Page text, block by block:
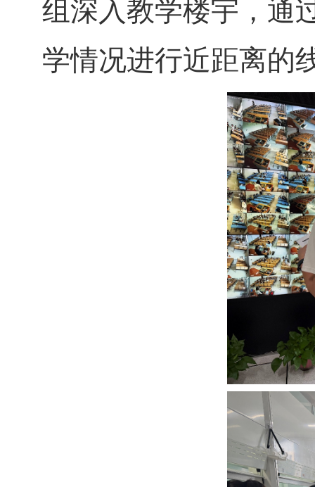
组深入教学楼宇，通
学情况进行近距离的